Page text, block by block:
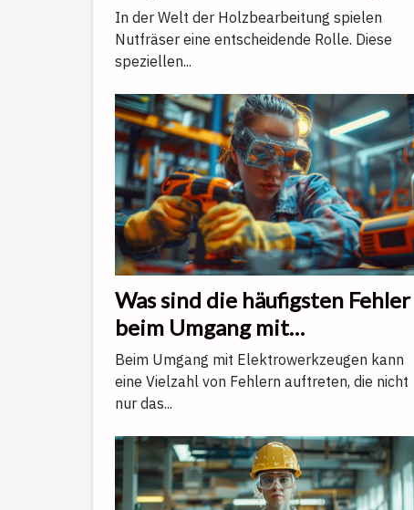
In der Welt der Holzbearbeitung spielen
Nutfräser eine entscheidende Rolle. Diese
speziellen...
Was sind die häufigsten Fehler
beim Umgang mit
Elektrowerkzeugen?
Beim Umgang mit Elektrowerkzeugen kann
eine Vielzahl von Fehlern auftreten, die nicht
nur das...